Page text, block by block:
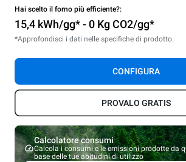
Hai scelto il forno più efficiente?:
15,4 kWh/gg* - 0 Kg CO2/gg*
*Approfondisci i dati nelle specifiche di prodotto.
CONFIGURA
PROVALO GRATIS
Calcolatore consumi
Calcola i consumi e le emissioni prodotte da
base delle tue abitudini di utilizzo